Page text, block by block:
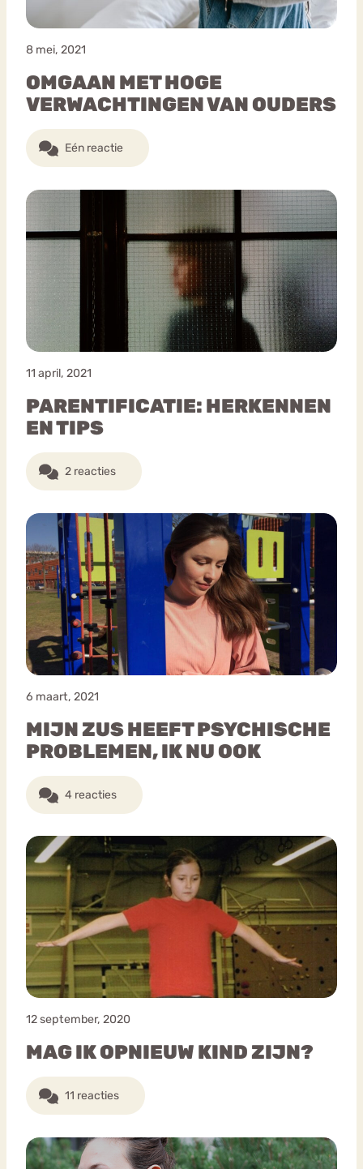
8 mei, 2021
OMGAAN MET HOGE
VERWACHTINGEN VAN OUDERS
Eén reactie
11 april, 2021
PARENTIFICATIE: HERKENNEN
EN TIPS
2 reacties
6 maart, 2021
MIJN ZUS HEEFT PSYCHISCHE
PROBLEMEN, IK NU OOK
4 reacties
12 september, 2020
MAG IK OPNIEUW KIND ZIJN?
11 reacties